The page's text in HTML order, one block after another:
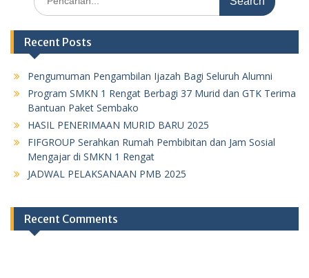
for:
Recent Posts
Pengumuman Pengambilan Ijazah Bagi Seluruh Alumni
Program SMKN 1 Rengat Berbagi 37 Murid dan GTK Terima
Bantuan Paket Sembako
HASIL PENERIMAAN MURID BARU 2025
FIFGROUP Serahkan Rumah Pembibitan dan Jam Sosial
Mengajar di SMKN 1 Rengat
JADWAL PELAKSANAAN PMB 2025
Recent Comments